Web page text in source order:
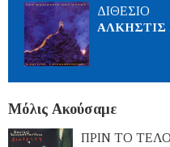
ΔΙΘΕΣΙΟ
Μόλις Ακούσαμε
ΠΡΙΝ ΤΟ